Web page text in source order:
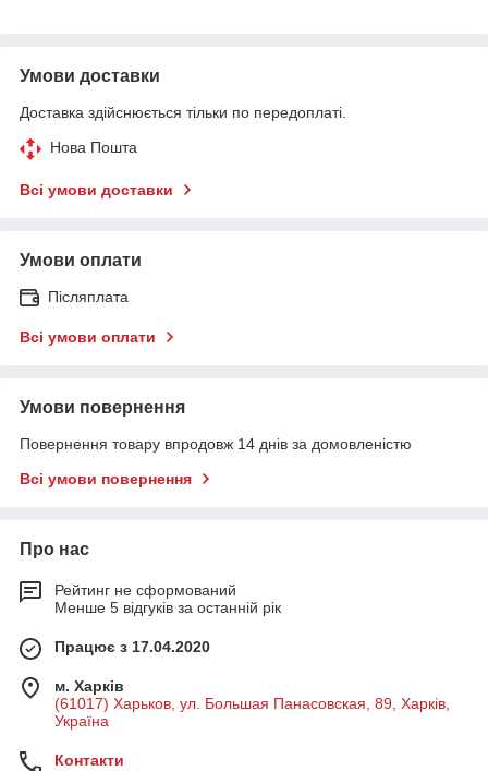
Умови доставки
Доставка здійснюється тільки по передоплаті.
Нова Пошта
Всі умови доставки
Умови оплати
Післяплата
Всі умови оплати
Умови повернення
Повернення товару впродовж 14 днів за домовленістю
Всі умови повернення
Про нас
Рейтинг не сформований
Менше 5 відгуків за останній рік
Працює з 17.04.2020
м. Харків
(61017) Харьков, ул. Большая Панасовская, 89, Харків,
Україна
Контакти